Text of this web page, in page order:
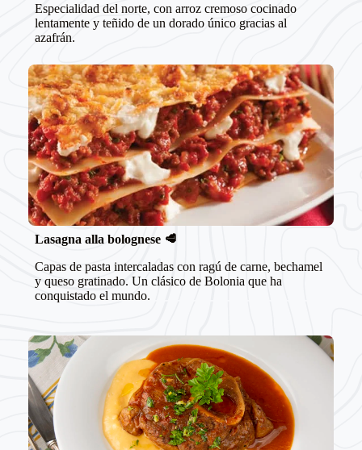
Especialidad del norte, con arroz cremoso cocinado
lentamente y teñido de un dorado único gracias al
azafrán.
Lasagna alla bolognese🥩
Capas de pasta intercaladas con ragú de carne, bechamel
y queso gratinado. Un clásico de Bolonia que ha
conquistado el mundo.